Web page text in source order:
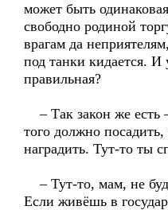
может быть
свободно родиной
врагам да
под танки кидается. И
правильная?
– Так закон же есть
того должно
наградить. Тут-то ты
– Тут-то, мам, не
Если живёшь в